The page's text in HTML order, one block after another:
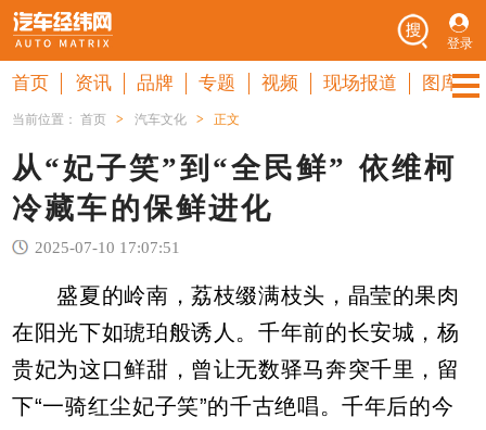
登录
首页 资讯 品牌 专题 视频 现场报道 图库
当前位置：首页 > 汽车文化 > 正文
从“妃子笑”到“全民鲜” 依维柯
冷藏车的保鲜进化
2025-07-10 17:07:51
盛夏的岭南，荔枝缀满枝头，晶莹的果肉
在阳光下如琥珀般诱人。千年前的长安城，杨
贵妃为这口鲜甜，曾让无数驿马奔突千里，留
下“一骑红尘妃子笑”的千古绝唱。千年后的今